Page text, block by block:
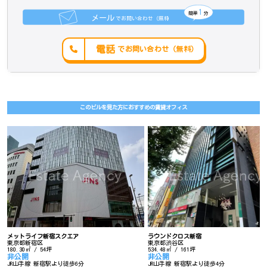
でお問い合わせ（無料）
メール
簡単 分
1
電話 でお問い合わせ（無料）
このビルを見た方におすすめの賃貸オフィス
メットライフ新宿スクエア
東京都新宿区
180.30㎡ / 54坪
非公開
JR山手線 新宿駅より徒歩6分
ラウンドクロス新宿
東京都渋谷区
534.48㎡ / 161坪
非公開
JR山手線 新宿駅より徒歩4分